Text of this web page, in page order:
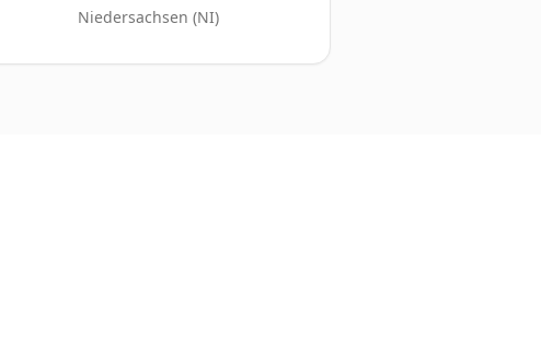
Niedersachsen (NI)